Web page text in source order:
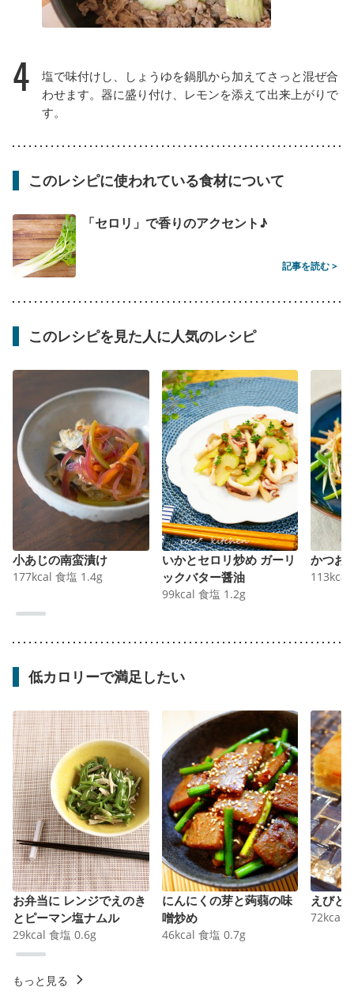
4
塩で味付けし、しょうゆを鍋肌から加えてさっと混ぜ合
わせます。器に盛り付け、レモンを添えて出来上がりで
す。
このレシピに使われている食材について
「セロリ」で香りのアクセント♪
記事を読む >
このレシピを見た人に人気のレシピ
小あじの南蛮漬け
177kcal 食塩 1.4g
いかとセロリ炒め ガーリ
ックバター醤油
99kcal 食塩 1.2g
かつお
113kcal
低カロリーで満足したい
お弁当に レンジでえのき
とピーマン塩ナムル
29kcal 食塩 0.6g
にんにくの芽と蒟蒻の味
噌炒め
46kcal 食塩 0.7g
えびと
72kcal
もっと見る